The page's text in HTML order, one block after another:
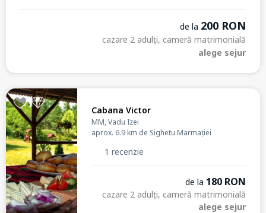
de la 200 RON
cazare 2 adulți, cameră matrimonială
alege sejur
Cabana Victor
MM, Vadu Izei
aprox. 6.9 km de Sighetu Marmației
1 recenzie
de la 180 RON
cazare 2 adulți, cameră matrimonială
alege sejur